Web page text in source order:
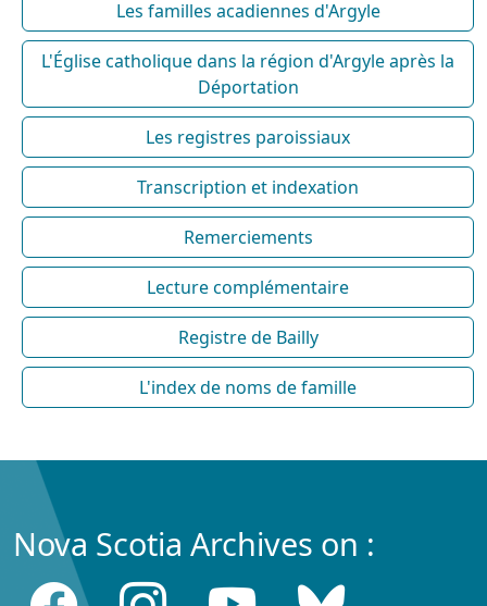
Les familles acadiennes d'Argyle
L'Église catholique dans la région d'Argyle après la
Déportation
Les registres paroissiaux
Transcription et indexation
Remerciements
Lecture complémentaire
Registre de Bailly
L'index de noms de famille
Nova Scotia Archives on :